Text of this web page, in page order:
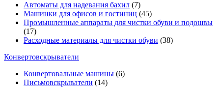
Автоматы для надевания бахил (7)
Машинки для офисов и гостиниц (45)
Промышленные аппараты для чистки обуви и подошвы
(17)
Расходные материалы для чистки обуви (38)
Конвертовскрыватели
Конвертовальные машины (6)
Письмовскрыватели (14)